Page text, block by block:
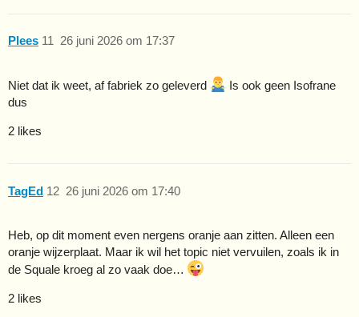
Plees 26 juni 2026 om 17:37
11
Niet dat ik weet, af fabriek zo geleverd
Is ook geen Isofrane
dus
2 likes
TagEd 26 juni 2026 om 17:40
12
Heb, op dit moment even nergens oranje aan zitten. Alleen een
oranje wijzerplaat. Maar ik wil het topic niet vervuilen, zoals ik in
de Squale kroeg al zo vaak doe…
2 likes